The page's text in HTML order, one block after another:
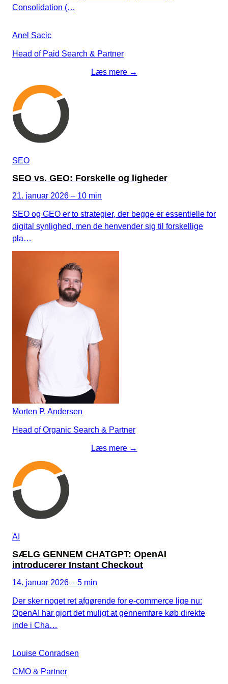
Consolidation (…
Anel Sacic
Head of Paid Search & Partner
Læs mere →
SEO
SEO vs. GEO: Forskelle og ligheder
21. januar 2026 – 10 min
SEO og GEO er to strategier, der begge er essentielle for
digital synlighed, men de henvender sig til forskellige
pla…
Morten P. Andersen
Head of Organic Search & Partner
Læs mere →
AI
SÆLG GENNEM CHATGPT: OpenAI
introducerer Instant Checkout
14. januar 2026 – 5 min
Der sker noget ret afgørende for e-commerce lige nu:
OpenAI har gjort det muligt at gennemføre køb direkte
inde i Cha…
Louise Conradsen
CMO & Partner